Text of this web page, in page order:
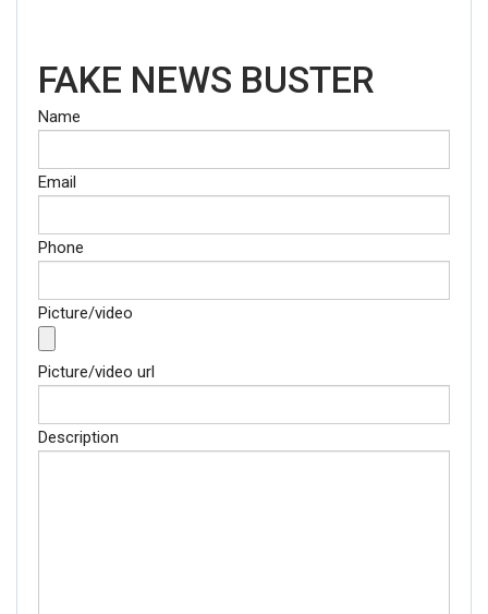
FAKE NEWS BUSTER
Name
Email
Phone
Picture/video
Picture/video url
Description